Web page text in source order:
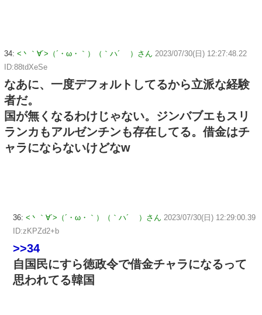
34: <丶｀∀´>（´・ω・｀）（｀ハ´ ）さん 2023/07/30(日) 12:27:48.22
ID:88tdXeSe
なあに、一度デフォルトしてるから立派な経験
者だ。
国が無くなるわけじゃない。ジンバブエもスリ
ランカもアルゼンチンも存在してる。借金はチ
ャラにならないけどなw
36: <丶｀∀´>（´・ω・｀）（｀ハ´ ）さん 2023/07/30(日) 12:29:00.39
ID:zKPZd2+b
>>34
自国民にすら徳政令で借金チャラになるって
思われてる韓国